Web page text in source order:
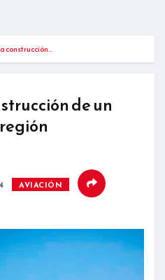
construcción…
de un
AVIACIÓN